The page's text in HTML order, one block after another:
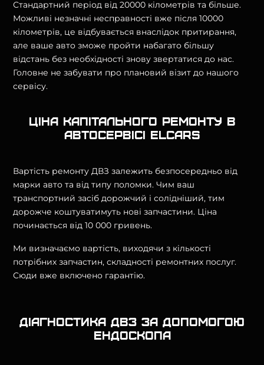
Стандартний період від 20000 кілометрів та більше.
Можливі незначні несправності вже після 10000
кілометрів, це відбувається внаслідок притирання,
але ваше авто зможе пройти набагато більшу
відстань без необхідності знову звертатися до нас.
Головне не забувати про плановий візит до нашого
сервісу.
Ціна капітального ремонту в
автосервісі Elcars
Вартість ремонту ДВЗ залежить безпосередньо від
марки авто та від типу поломки. Чим ваш
транспортний засіб дорожчий і солідніший, тим
дорожче коштуватимуть нові запчастини. Ціна
починається від 10 000 гривень.
Ми визначаємо вартість, виходячи з кількості
потрібних запчастин, складності ремонтних послуг.
Сюди вже включено гарантію.
Діагностика ДВЗ за допомогою
ендоскопа